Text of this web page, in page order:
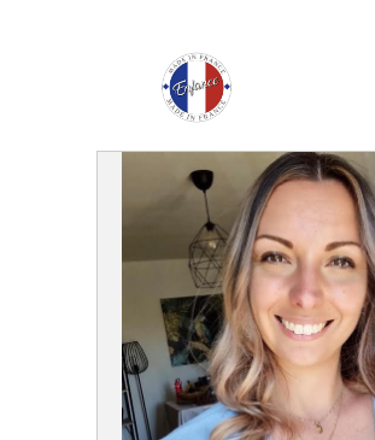
Enfance